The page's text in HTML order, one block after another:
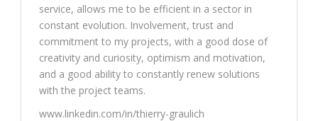
service, allows me to be efficient in a sector in
constant evolution. Involvement, trust and
commitment to my projects, with a good dose of
creativity and curiosity, optimism and motivation,
and a good ability to constantly renew solutions
with the project teams.
www.linkedin.com/in/thierry-graulich